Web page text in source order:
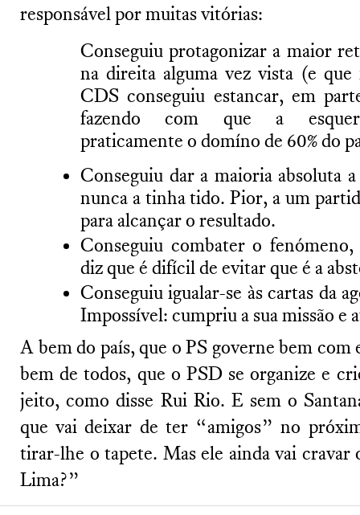
responsável por muitas vitórias:
Conseguiu protagonizar a maior
na direita alguma vez vista (e que
CDS conseguiu estancar, em
fazendo com que a
praticamente o domíno de 60% do
Conseguiu dar a maioria absoluta
nunca a tinha tido. Pior, a um
para alcançar o resultado.
Conseguiu combater o
diz que é difícil de evitar que é a
Conseguiu igualar-se às cartas da
Impossível: cumpriu a sua missão e
A bem do país, que o PS governe bem
bem de todos, que o PSD se organize e
jeito, como disse Rui Rio. E sem o
que vai deixar de ter “amigos” no
tirar-lhe o tapete. Mas ele ainda vai cravar
Lima?”